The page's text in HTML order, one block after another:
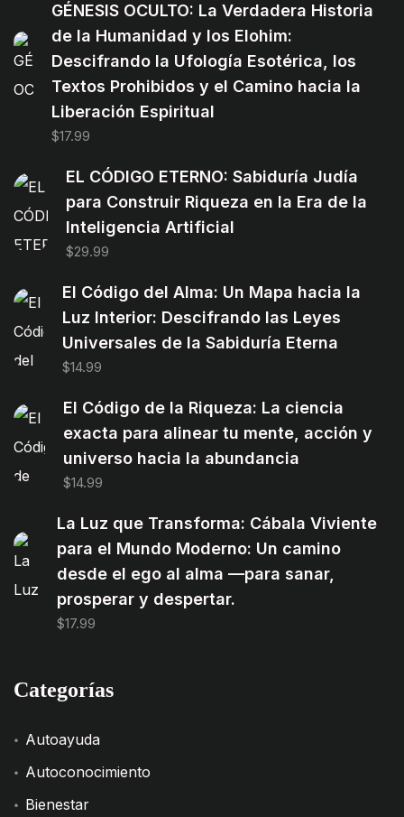
GÉNESIS OCULTO: La Verdadera Historia
de la Humanidad y los Elohim:
Descifrando la Ufología Esotérica, los
Textos Prohibidos y el Camino hacia la
Liberación Espiritual
$17.99
EL CÓDIGO ETERNO: Sabiduría Judía
para Construir Riqueza en la Era de la
Inteligencia Artificial
$29.99
El Código del Alma: Un Mapa hacia la
Luz Interior: Descifrando las Leyes
Universales de la Sabiduría Eterna
$14.99
El Código de la Riqueza: La ciencia
exacta para alinear tu mente, acción y
universo hacia la abundancia
$14.99
La Luz que Transforma: Cábala Viviente
para el Mundo Moderno: Un camino
desde el ego al alma —para sanar,
prosperar y despertar.
$17.99
Categorías
Autoayuda
Autoconocimiento
Bienestar